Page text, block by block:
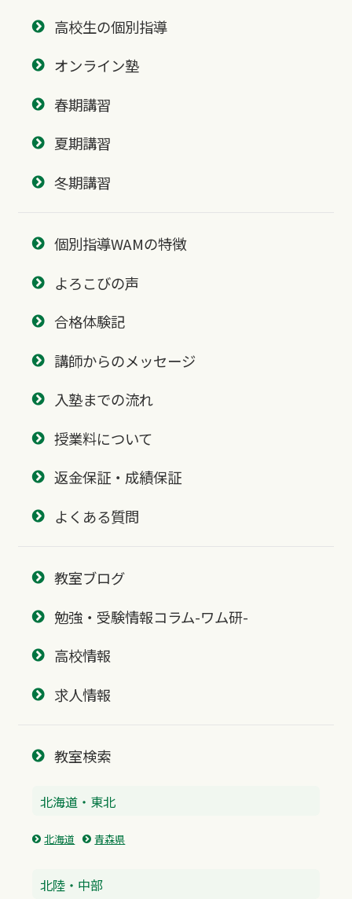
高校生の個別指導
オンライン塾
春期講習
夏期講習
冬期講習
個別指導WAMの特徴
よろこびの声
合格体験記
講師からのメッセージ
入塾までの流れ
授業料について
返金保証・成績保証
よくある質問
教室ブログ
勉強・受験情報コラム-ワム研-
高校情報
求人情報
教室検索
北海道・東北
北海道 青森県
北陸・中部